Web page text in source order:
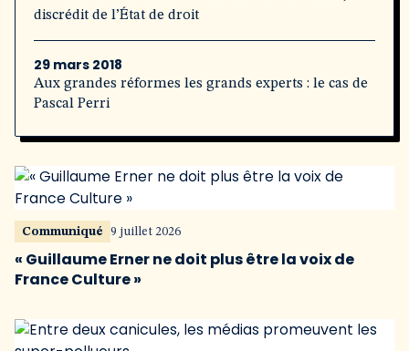
discrédit de l’État de droit
29 mars 2018
Aux grandes réformes les grands experts : le cas de
Pascal Perri
Communiqué 9 juillet 2026
« Guillaume Erner ne doit plus être la voix de
France Culture »